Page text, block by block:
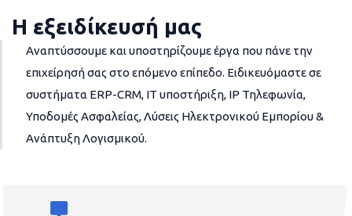
Η εξειδίκευσή μας
Αναπτύσσουμε και υποστηρίζουμε έργα που πάνε την
επιχείρησή σας στο επόμενο επίπεδο. Ειδικευόμαστε σε
συστήματα ERP-CRM, IT υποστήριξη, IP Τηλεφωνία,
Υποδομές Ασφαλείας, Λύσεις Ηλεκτρονικού Εμπορίου &
Ανάπτυξη Λογισμικού.